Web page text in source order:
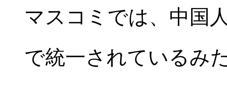
マスコミでは、中国
で統一されているみ